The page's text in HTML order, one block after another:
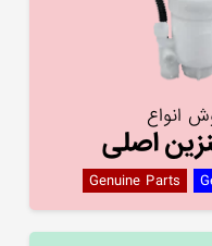
انواع
اصلی
Genuine Parts